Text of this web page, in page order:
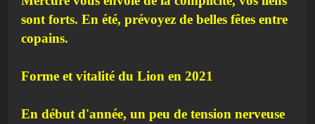
sont forts. En été, prévoyez de belles fêtes entre
copains.
Forme et vitalité du Lion en 2021
En début d'année, un peu de tension nerveuse